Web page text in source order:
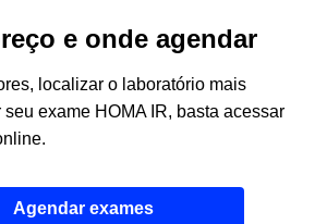
e onde agendar
localizar o laboratório mais
exame HOMA IR, basta acessar
Agendar exames